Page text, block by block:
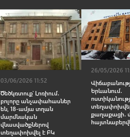
03/06/2026 11:52
Ծեծկռտուք՝ Լոռիում․
բոլորը անչափահասներ
են, 18-ամյա տղան
մարմնական
վնասվածքներով
տեղափոխվել է ԲԿ
26/05/2026
Երևանում․
քաղաքացի․